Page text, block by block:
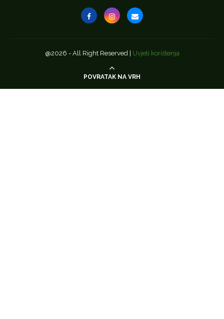
@2026 - All Right Reserved | Uvjeti korištenja
POVRATAK NA VRH